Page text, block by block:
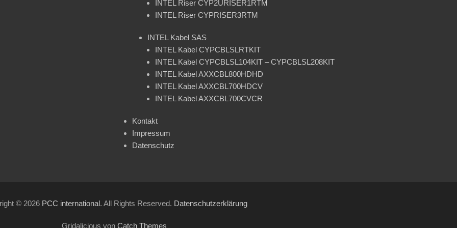
INTEL Riser CYP2URISER1RTM
INTEL Riser CYPRISER3RTM
INTEL Kabel SAS
INTEL Kabel CYPCBLSLRTKIT
INTEL Kabel CYPCBLSL104KIT – CYPCBLSL208KIT
INTEL Kabel AXXCBL800HDHD
INTEL Kabel AXXCBL700HDCV
INTEL Kabel AXXCBL700CVCR
Kontakt
Impressum
Datenschutz
© 2026 PCC international. All Rights Reserved. Datenschutzerklärung
Gridalicious von Catch Themes